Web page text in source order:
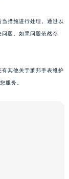
措施进行处理。通过以
问题。如果问题依然存
其他关于萧邦手表维护
服务。